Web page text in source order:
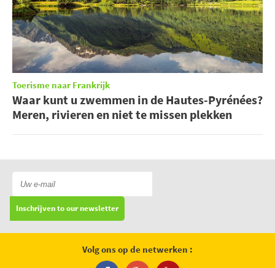
Toerisme naar Frankrijk
Waar kunt u zwemmen in de Hautes-Pyrénées?
Meren, rivieren en niet te missen plekken
Inschrijven to our newsletter
Volg ons op de netwerken :